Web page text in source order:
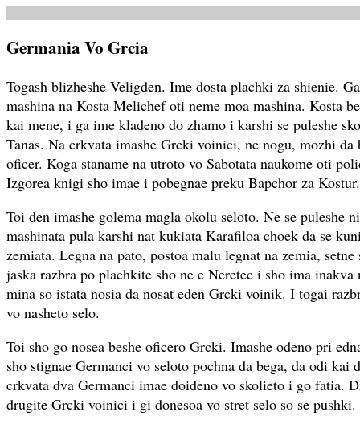
Germania Vo Grcia
Togash blizheshe Veligden. Ime dosta plachki za shienie.
mashina na Kosta Melichef oti neme moa mashina. Kosta
kai mene, i ga ime kladeno do zhamo i karshi se puleshe
Tanas. Na crkvata imashe Grcki voinici, ne nogu, mozhi da
oficer. Koga staname na utroto vo Sabotata naukome oti
Izgorea knigi sho imae i pobegnae preku Bapchor za Kostur.
Toi den imashe golema magla okolu seloto. Ne se puleshe
mashinata pula karshi nat kukiata Karafiloa choek da se
zemiata. Legna na pato, postoa malu legnat na zemia,
jaska razbra po plachkite sho ne e Neretec i sho ima
mina so istata nosia da nosat eden Grcki voinik. I togai
vo nasheto selo.
Toi sho go nosea beshe oficero Grcki. Imashe odeno pri
sho stignae Germanci vo seloto pochna da bega, da odi
crkvata dva Germanci imae doideno vo skolieto i go fatia.
drugite Grcki voinici i gi donesoa vo stret selo so se pushki.